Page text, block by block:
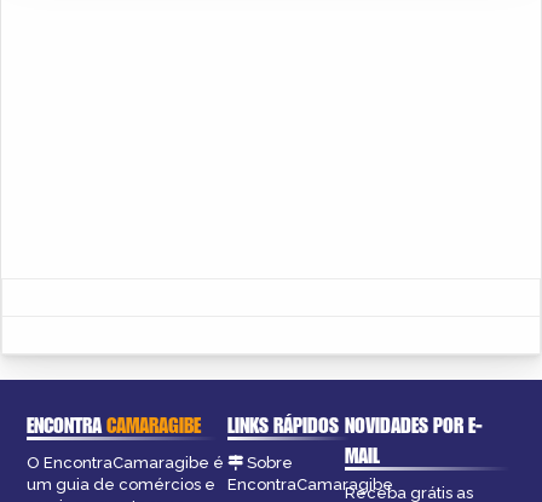
ENCONTRACAMARAGIBE
O EncontraCamaragibe é
um guia de comércios e
LINKS RÁPIDOS
Sobre
EncontraCamaragibe
NOVIDADES POR E-
MAIL
Receba grátis as